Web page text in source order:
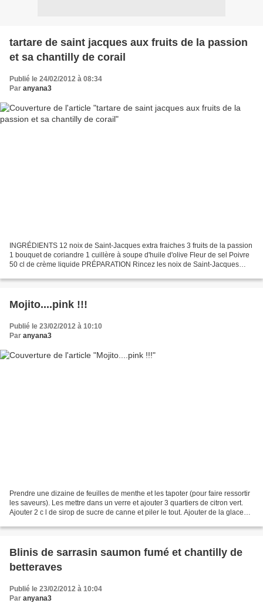
tartare de saint jacques aux fruits de la passion
et sa chantilly de corail
Publié le 24/02/2012 à 08:34
Par anyana3
INGRÉDIENTS 12 noix de Saint-Jacques extra fraiches 3 fruits de la passion
1 bouquet de coriandre 1 cuillère à soupe d'huile d'olive Fleur de sel Poivre
50 cl de crème liquide PRÉPARATION Rincez les noix de Saint-Jacques
Mojito....pink !!!
Publié le 23/02/2012 à 10:10
Par anyana3
Prendre une dizaine de feuilles de menthe et les tapoter (pour faire ressortir
les saveurs). Les mettre dans un verre et ajouter 3 quartiers de citron vert.
Ajouter 2 c l de sirop de sucre de canne et piler le tout. Ajouter de la glace
Blinis de sarrasin saumon fumé et chantilly de
betteraves
Publié le 23/02/2012 à 10:04
Par anyana3